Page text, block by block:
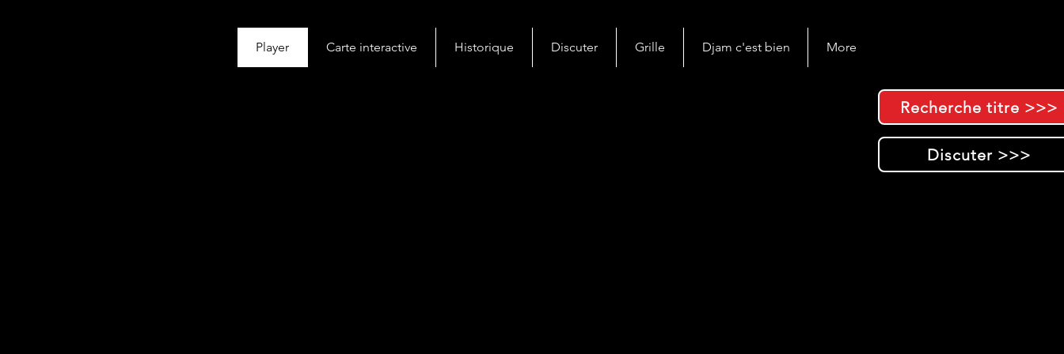
Player Carte interactive Historique Discuter Grille Djam c'est bien More
Discuter >>>
Recherche titre >>>